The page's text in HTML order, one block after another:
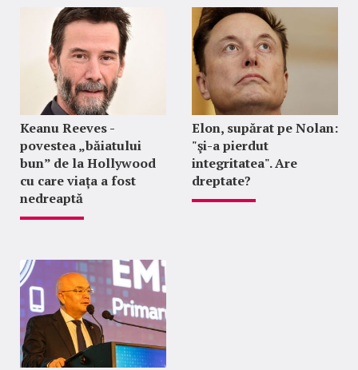
Keanu Reeves -
povestea „băiatului
bun” de la Hollywood
cu care viața a fost
nedreaptă
Elon, supărat pe Nolan:
"şi-a pierdut
integritatea". Are
dreptate?